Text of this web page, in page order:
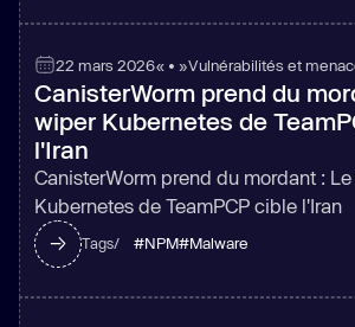
22 mars 2026« • »Vulnérabilités et
CanisterWorm prend du
wiper Kubernetes de
l'Iran
CanisterWorm prend du mordant :
Kubernetes de TeamPCP cible l'Iran
Tags/ #NPM#Malware